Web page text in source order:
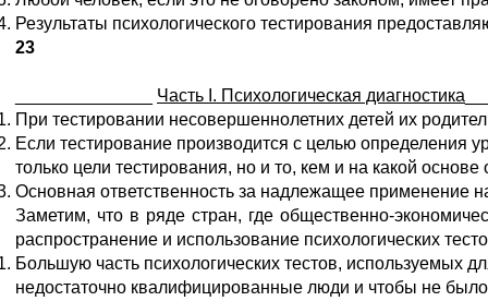
Результаты психологического тестирования
23
Часть I. Психологическая диагностика
При тестировании несовершеннолетних детей их
Если тестирование производится с целью определения
только цели тестирования, но и то, кем и на какой
Основная ответственность за надлежащее применение
Заметим, что в ряде стран, где общественно-
распространение и использование психологических
Большую часть психологических тестов, используемых
недостаточно квалифицированные люди и чтобы не